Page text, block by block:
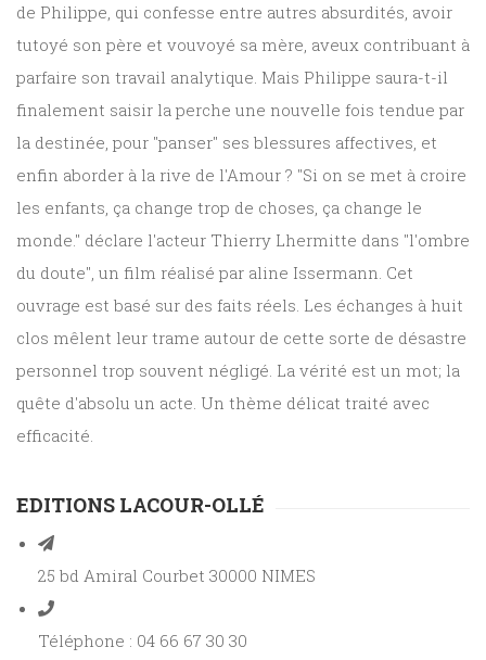
de Philippe, qui confesse entre autres absurdités, avoir
tutoyé son père et vouvoyé sa mère, aveux contribuant à
parfaire son travail analytique. Mais Philippe saura-t-il
finalement saisir la perche une nouvelle fois tendue par
la destinée, pour "panser" ses blessures affectives, et
enfin aborder à la rive de l'Amour ? "Si on se met à croire
les enfants, ça change trop de choses, ça change le
monde." déclare l'acteur Thierry Lhermitte dans "l'ombre
du doute", un film réalisé par aline Issermann. Cet
ouvrage est basé sur des faits réels. Les échanges à huit
clos mêlent leur trame autour de cette sorte de désastre
personnel trop souvent négligé. La vérité est un mot; la
quête d'absolu un acte. Un thème délicat traité avec
efficacité.
EDITIONS LACOUR-OLLÉ
25 bd Amiral Courbet 30000 NIMES
Téléphone : 04 66 67 30 30